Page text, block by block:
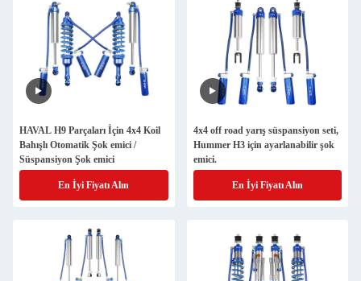
HAVAL H9 Parçaları İçin 4x4 Koil
Bahışlı Otomatik Şok emici /
Süspansiyon Şok emici
En İyi Fiyatı Alın
4x4 off road yarış süspansiyon seti,
Hummer H3 için ayarlanabilir şok
emici.
En İyi Fiyatı Alın